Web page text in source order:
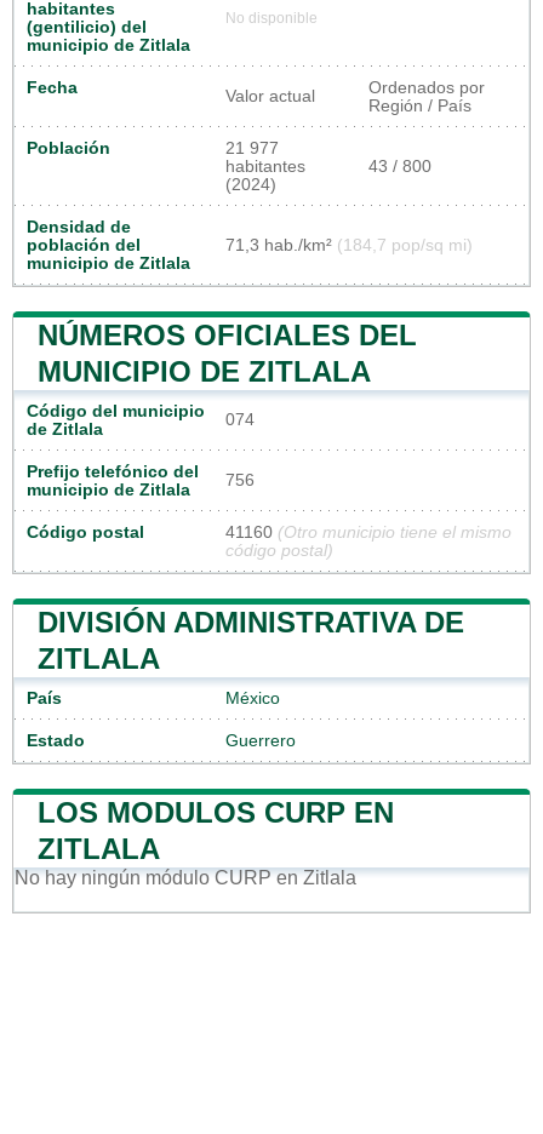
habitantes
(gentilicio) del
municipio de Zitlala
No disponible
Fecha Valor actual
Ordenados por
Región / País
Población
21 977
habitantes
(2024)
43 / 800
Densidad de
población del
municipio de Zitlala
71,3 hab./km² (184,7 pop/sq mi)
NÚMEROS OFICIALES DEL
MUNICIPIO DE ZITLALA
Código del municipio
de Zitlala
074
Prefijo telefónico del
municipio de Zitlala
756
Código postal 41160 (Otro municipio tiene el mismo
código postal)
DIVISIÓN ADMINISTRATIVA DE
ZITLALA
País México
Estado Guerrero
LOS MODULOS CURP EN
ZITLALA
No hay ningún módulo CURP en Zitlala